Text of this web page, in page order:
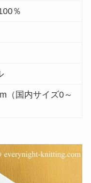
％
（国内サイズ0～